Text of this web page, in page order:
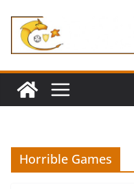
contenu
Horrible Games